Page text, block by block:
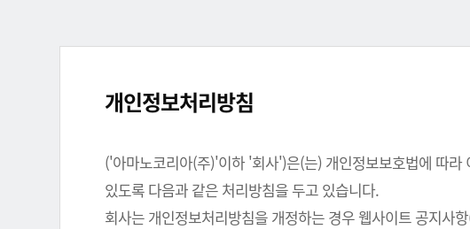
개인정보처리방침
('아마노코리아(주)'이하 '회사')은(는) 개인정보보호법에 따
있도록 다음과 같은 처리방침을 두고 있습니다.
회사는 개인정보처리방침을 개정하는 경우 웹사이트 공지사